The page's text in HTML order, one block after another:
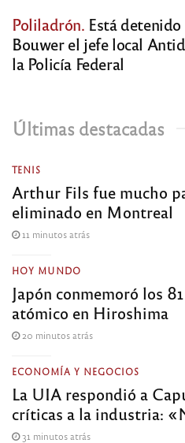
Poliladrón. Está detenido
Bouwer el jefe local
la Policía Federal
Últimas destacadas
TENIS
Arthur Fils fue mucho
eliminado en Montreal
11 minutos atrás
HOY MUNDO
Japón conmemoró los
atómico en Hiroshima
20 minutos atrás
ECONOMÍA Y NEGOCIOS
La UIA respondió a
críticas a la industria:
31 minutos atrás